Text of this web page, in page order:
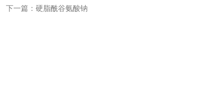
下一篇：硬脂酰谷氨酸钠